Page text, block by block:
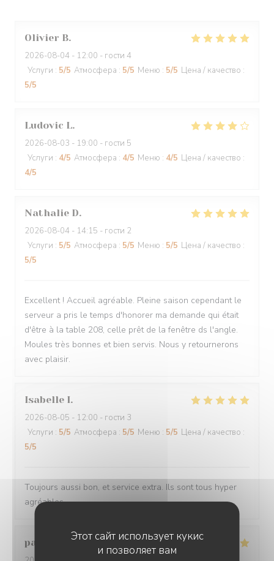
Этот сайт использует кукис
и позволяет вам
Olivier B
2026-08-04 - 12:00 - гости 4
Услуги : 5/5 Атмосфера : 5/5 Меню : 5/5 Цена / качество :
5/5
Ludovic L
2026-08-03 - 19:00 - гости 5
Услуги : 4/5 Атмосфера : 4/5 Меню : 4/5 Цена / качество :
4/5
Nathalie D
2026-08-04 - 14:15 - гости 2
Услуги : 5/5 Атмосфера : 5/5 Меню : 5/5 Цена / качество :
5/5
Excellent ! Accueil agréable. Pleine saison cependant le
serveur a pris le temps d'honorer ma demande qui était
d'être à la table 208, celle prêt de la fenêtre ds l'angle.
Moules très bonnes et bien servis. Nous y retournerons
avec plaisir.
Isabelle I
2026-08-05 - 12:00 - гости 3
Услуги : 5/5 Атмосфера : 5/5 Меню : 5/5 Цена / качество :
5/5
Toujours aussi bon, et service extra. Ils sont tous hyper
agréables
pascal